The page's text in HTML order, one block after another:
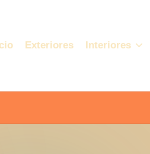
Exteriores Interiores